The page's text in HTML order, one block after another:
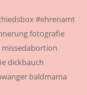
#ehrenamt
fotografie
dickbauch
baldmama